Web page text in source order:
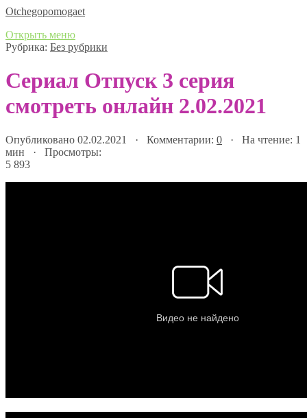
Оtchegopomogaet
Открыть меню
Рубрика: Без рубрики
Сериал Отпуск 3 серия
смотреть онлайн 2.02.2021
Опубликовано 02.02.2021 · Комментарии: 0 · На чтение: 1
мин · Просмотры:
5 893